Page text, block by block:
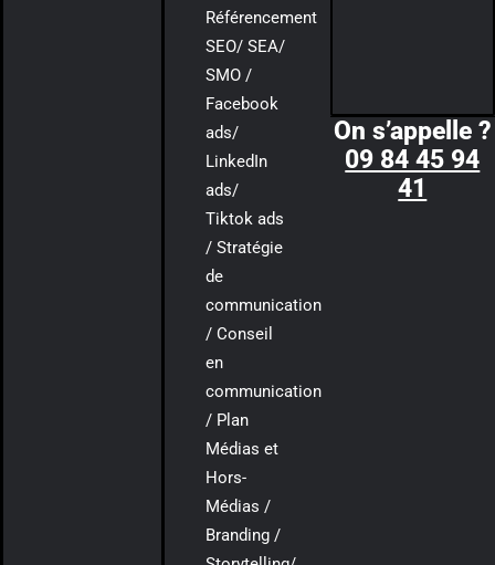
Référencement
SEO/ SEA/
SMO /
Facebook
ads/
LinkedIn
ads/
Tiktok ads
/ Stratégie
de
communication
/ Conseil
en
communication
/ Plan
Médias et
Hors-
Médias /
Branding /
On s’appelle ?
09 84 45 94
41